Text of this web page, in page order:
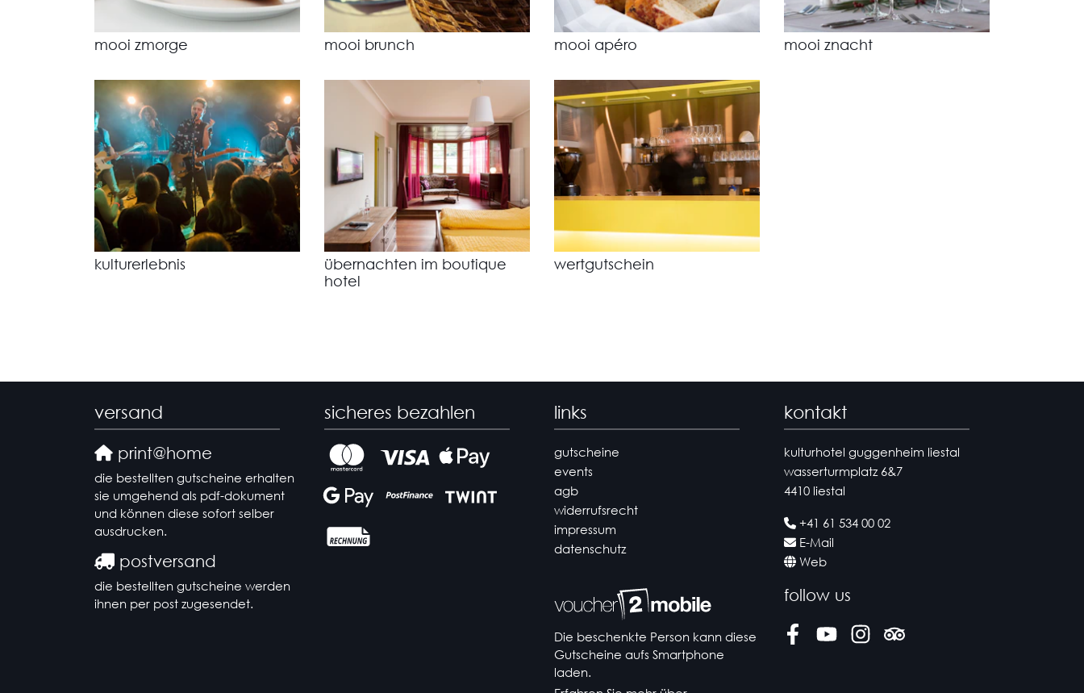
mooi zmorge mooi brunch mooi apéro mooi znacht
kulturerlebnis
übernachten im boutique
hotel
wertgutschein
versand
print@home
die bestellten gutscheine erhalten
sie umgehend als pdf-dokument
und können diese sofort selber
ausdrucken.
postversand
die bestellten gutscheine werden
ihnen per post zugesendet.
sicheres bezahlen links
gutscheine
events
agb
widerrufsrecht
impressum
datenschutz
Die beschenkte Person kann diese
Gutscheine aufs Smartphone
laden.
kontakt
kulturhotel guggenheim liestal
wasserturmplatz 6&7
4410 liestal
+41 61 534 00 02
E-Mail
Web
follow us
Facebook
YoutubeInstagramTripadvisor